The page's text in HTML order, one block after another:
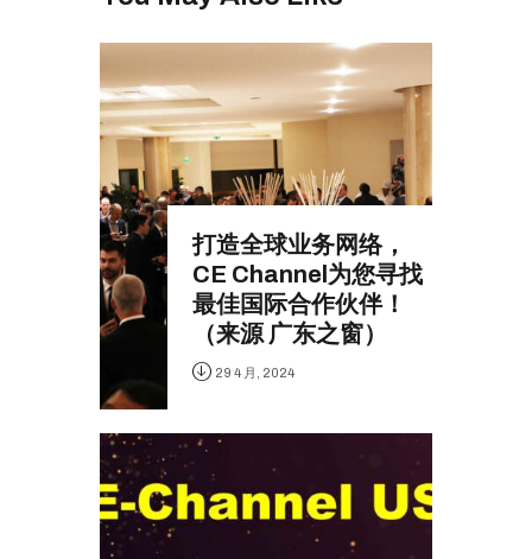
打造全球业务网络，
CE Channel为您寻找
最佳国际合作伙伴！
（来源 广东之窗）
29 4 月, 2024